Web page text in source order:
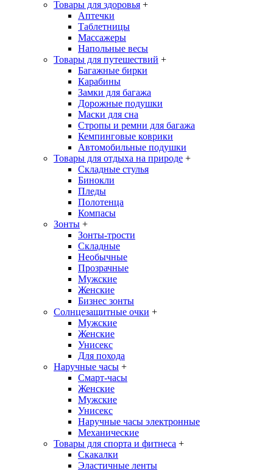
Товары для здоровья +
Аптечки
Таблетницы
Массажеры
Напольные весы
Товары для путешествий +
Багажные бирки
Карабины
Замки для багажа
Дорожные подушки
Маски для сна
Стропы и ремни для багажа
Кемпинговые коврики
Автомобильные подушки
Товары для отдыха на природе +
Складные стулья
Бинокли
Пледы
Полотенца
Компасы
Зонты +
Зонты-трости
Складные
Необычные
Прозрачные
Мужские
Женские
Бизнес зонты
Солнцезащитные очки +
Мужские
Женские
Унисекс
Для похода
Наручные часы +
Смарт-часы
Женские
Мужские
Унисекс
Наручные часы электронные
Механические
Товары для спорта и фитнеса +
Скакалки
Эластичные ленты